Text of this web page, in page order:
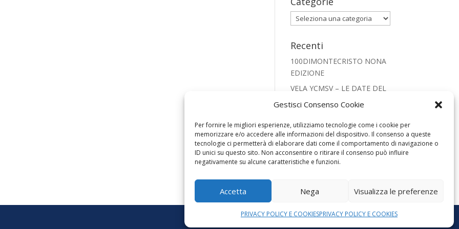
Gestisci Consenso Cookie
Per fornire le migliori esperienze, utilizziamo tecnologie come i cookie per
memorizzare e/o accedere alle informazioni del dispositivo. Il consenso a queste
tecnologie ci permetterà di elaborare dati come il comportamento di navigazione o
ID unici su questo sito. Non acconsentire o ritirare il consenso può influire
negativamente su alcune caratteristiche e funzioni.
Accetta Nega Visualizza le preferenze
PRIVACY POLICY E COOKIESPRIVACY POLICY E COOKIES
Categorie
Recenti
100DIMONTECRISTO NONA
EDIZIONE
VELA YCMSV – LE DATE DEL
2026
MONDO PRESEPE 2025
REGATA SNIPE 2025
FOOTBALL LEGENDS SAN